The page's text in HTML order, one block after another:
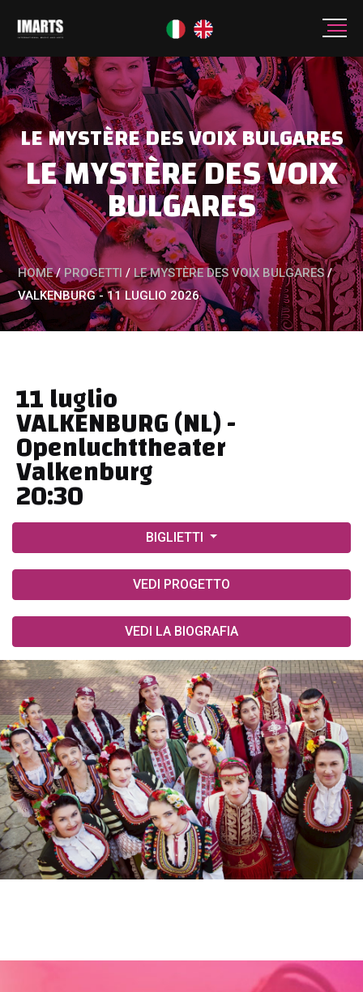
LE MYSTÈRE DES VOIX BULGARES
LE MYSTÈRE DES VOIX
BULGARES
HOME / PROGETTI / LE MYSTÈRE DES VOIX BULGARES /
VALKENBURG - 11 LUGLIO 2026
11 luglio
VALKENBURG (NL) -
Openluchttheater
Valkenburg
20:30
BIGLIETTI
VEDI PROGETTO
VEDI LA BIOGRAFIA